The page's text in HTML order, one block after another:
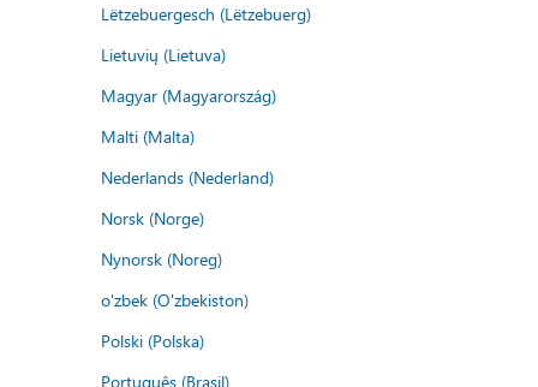
Lëtzebuergesch (Lëtzebuerg)
Lietuvių (Lietuva)
Magyar (Magyarország)
Malti (Malta)
Nederlands (Nederland)
Norsk (Norge)
Nynorsk (Noreg)
o'zbek (O'zbekiston)
Polski (Polska)
Português (Brasil)